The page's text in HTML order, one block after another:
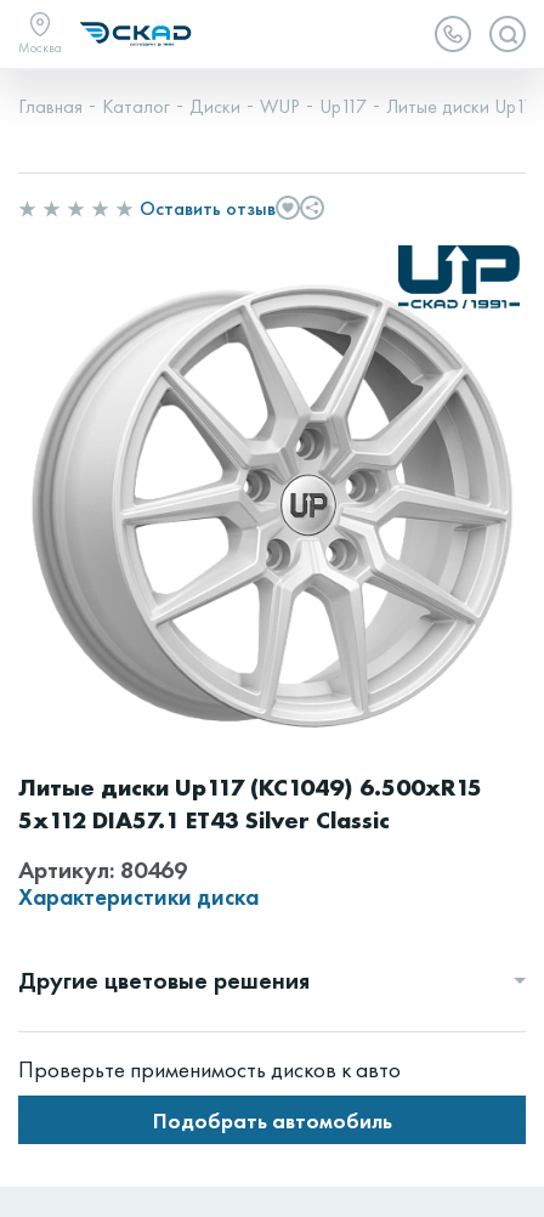
Москва
Главная Каталог Диски WUP Up117 Литые диски
Оставить отзыв
Литые диски Up117 (КС1049) 6.500xR15
5x112 DIA57.1 ET43 Silver Classic
Артикул: 80469
Характеристики диска
Проверьте применимость дисков к авто
Подобрать автомобиль
Другие цветовые решения